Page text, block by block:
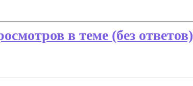
в теме (без ответов)